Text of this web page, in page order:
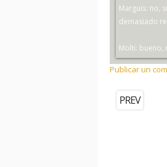
Marguis: no,
demasiado
Molti: bueno,
Publicar un
PREV